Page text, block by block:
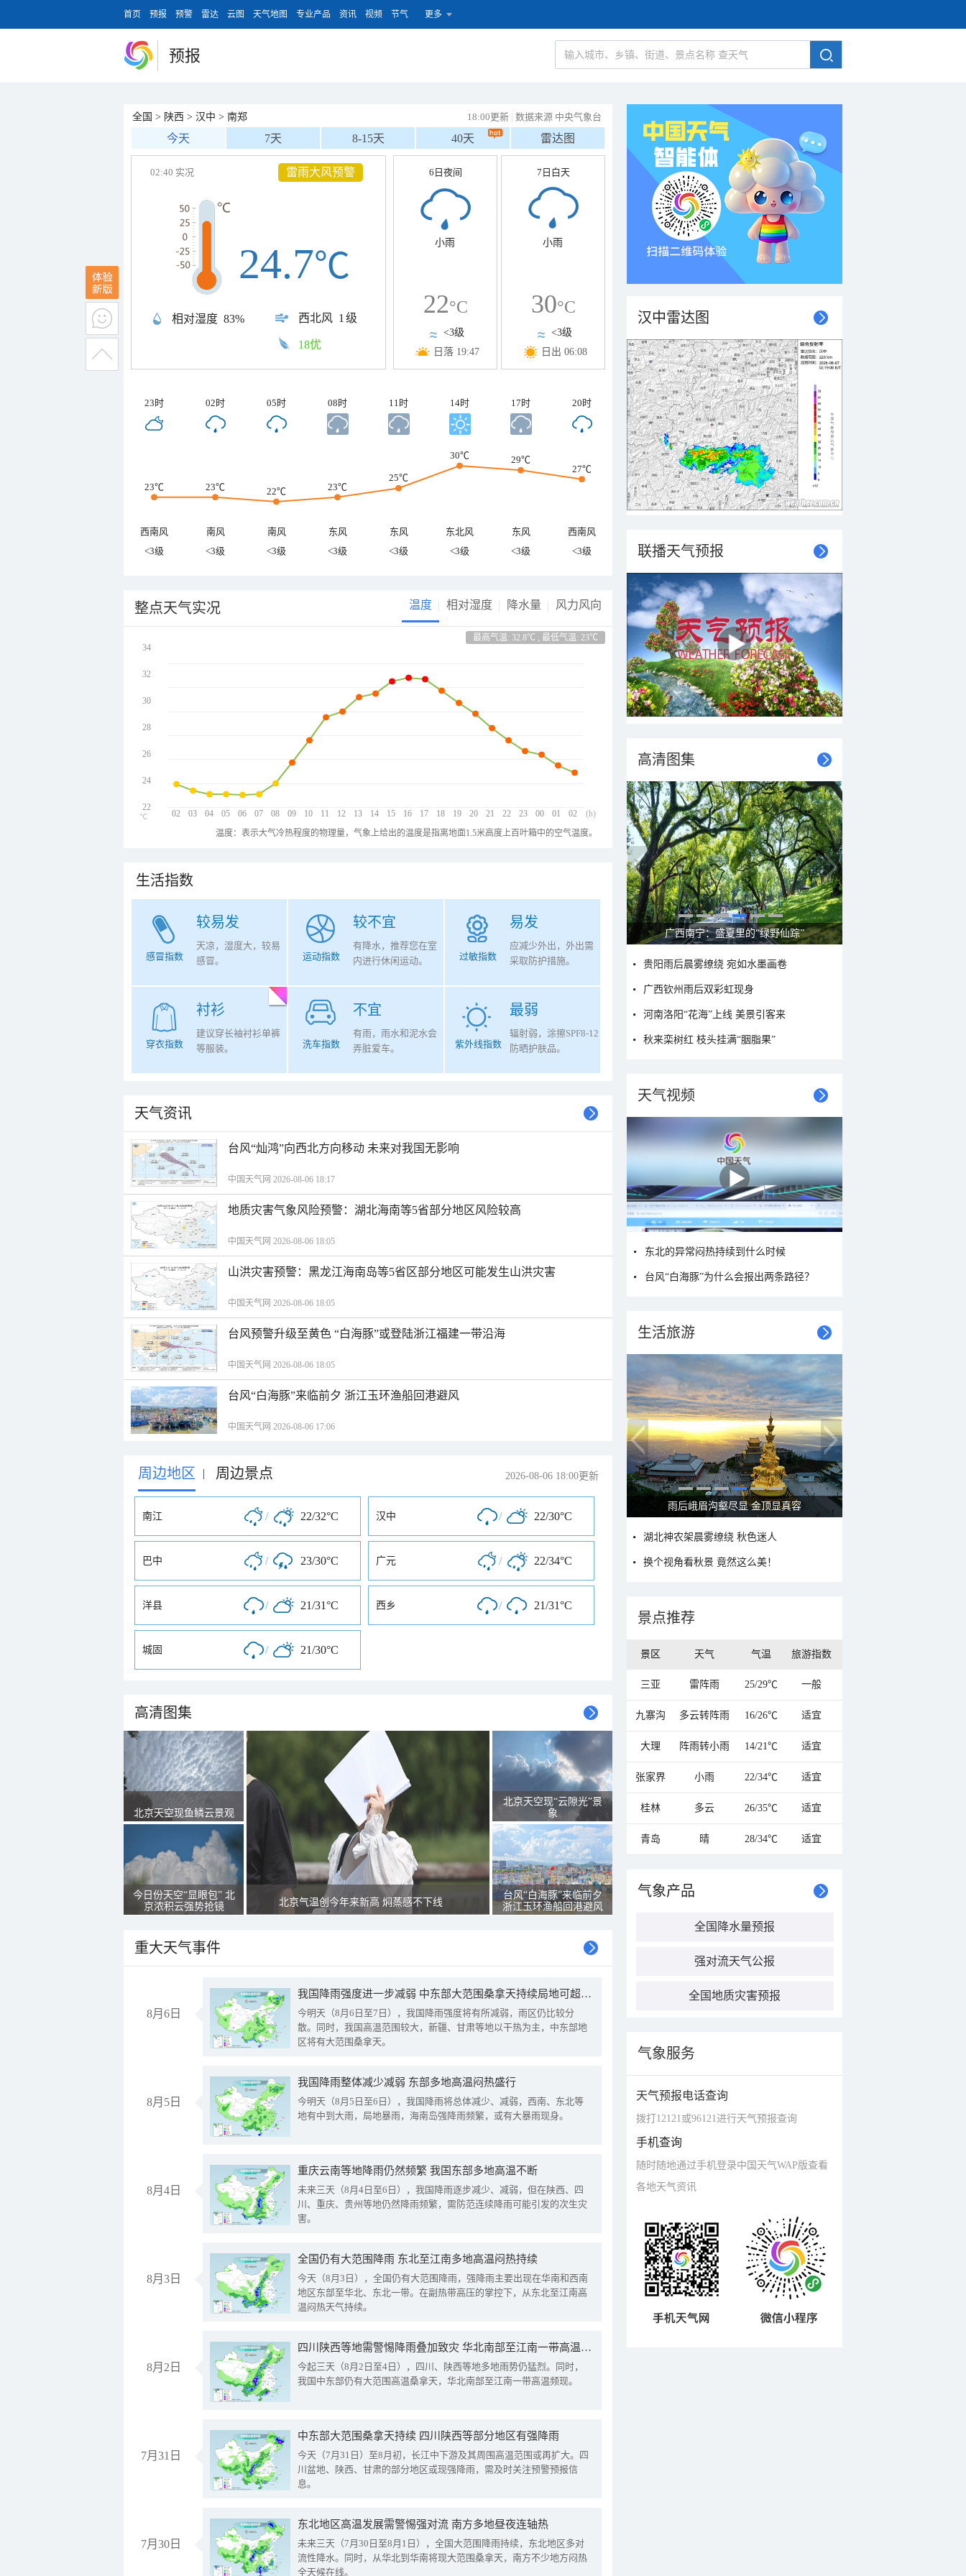
首页 预报 预警 雷达 云图 天气地图 专业产品 资讯 视频 节气 更多
预报
全国 > 陕西 > 汉中 > 南郑 18:00更新 | 数据来源 中央气象台
今天 7天 8-15天 40天 雷达图
雷雨大风预警
02:40 实况
相对湿度 83% 西北风 1级
24.7℃
18优
6日夜间
小雨
22°C
<3级
日落 19:47
7日白天
小雨
30°C
<3级
日出 06:08
23时 02时 05时 08时 11时 14时 17时 20时
23℃ 23℃ 22℃ 23℃
25℃
30℃
29℃
27℃
西南风 南风 南风 东风 东风 东北风 东风
西南风
<3级
<3级 <3级 <3级 <3级 <3级 <3级 <3级
整点天气实况 温度 相对湿度 降水量 风力风向
最高气温: 32.8℃ , 最低气温: 23℃
02 03 04 05 06 07 08 09 10 11 12 13 14 15 16 17 18 19 20 21 22 23 00 01 02
34
32
30
28
26
24
22
(h)
℃
温度：表示大气冷热程度的物理量，气象上给出的温度是指离地面1.5米高度上百叶箱中的空气温度。
生活指数
较易发
感冒指数
天凉，湿度大，较易
感冒。
较不宜
运动指数
有降水，推荐您在室
内进行休闲运动。
易发
过敏指数
应减少外出，外出需
采取防护措施。
衬衫
穿衣指数
建议穿长袖衬衫单裤
等服装。
不宜
洗车指数
有雨，雨水和泥水会
弄脏爱车。
最弱
紫外线指数
辐射弱，涂擦SPF8-12
防晒护肤品。
天气资讯
台风“灿鸿”向西北方向移动 未来对我国无影响
中国天气网 2026-08-06 18:17
地质灾害气象风险预警：湖北海南等5省部分地区风险较高
中国天气网 2026-08-06 18:05
山洪灾害预警：黑龙江海南岛等5省区部分地区可能发生山洪灾害
中国天气网 2026-08-06 18:05
台风预警升级至黄色 “白海豚”或登陆浙江福建一带沿海
中国天气网 2026-08-06 18:05
台风“白海豚”来临前夕 浙江玉环渔船回港避风
中国天气网 2026-08-06 17:06
周边地区 | 周边景点 2026-08-06 18:00更新
南江 / 22/32°C 汉中 / 22/30°C
巴中 / 23/30°C 广元 / 22/34°C
洋县 / 21/31°C 西乡 / 21/31°C
城固 / 21/30°C
高清图集
北京天空现鱼鳞云景观
今日份天空“显眼包” 北
京浓积云强势抢镜
北京气温创今年来新高 焖蒸感不下线
北京天空现“云隙光”景
象
台风“白海豚”来临前夕
浙江玉环渔船回港避风
重大天气事件
8月6日
我国降雨强度进一步减弱 中东部大范围桑拿天持续局地可超38℃
今明天（8月6日至7日），我国降雨强度将有所减弱，雨区仍比较分
散。同时，我国高温范围较大，新疆、甘肃等地以干热为主，中东部地
区将有大范围桑拿天。
8月5日
我国降雨整体减少减弱 东部多地高温闷热盛行
今明天（8月5日至6日），我国降雨将总体减少、减弱，西南、东北等
地有中到大雨，局地暴雨，海南岛强降雨频繁，或有大暴雨现身。
8月4日
重庆云南等地降雨仍然频繁 我国东部多地高温不断
未来三天（8月4日至6日），我国降雨逐步减少、减弱，但在陕西、四
川、重庆、贵州等地仍然降雨频繁，需防范连续降雨可能引发的次生灾
害。
8月3日
全国仍有大范围降雨 东北至江南多地高温闷热持续
今天（8月3日），全国仍有大范围降雨，强降雨主要出现在华南和西南
地区东部至华北、东北一带。在副热带高压的掌控下，从东北至江南高
温闷热天气持续。
8月2日
四川陕西等地需警惕降雨叠加致灾 华北南部至江南一带高温频现
今起三天（8月2日至4日），四川、陕西等地多地雨势仍猛烈。同时，
我国中东部仍有大范围高温桑拿天，华北南部至江南一带高温频现。
7月31日
中东部大范围桑拿天持续 四川陕西等部分地区有强降雨
今天（7月31日）至8月初，长江中下游及其周围高温范围或再扩大。四
川盆地、陕西、甘肃的部分地区或现强降雨，需及时关注预警预报信
息。
7月30日
东北地区高温发展需警惕强对流 南方多地昼夜连轴热
未来三天（7月30日至8月1日），全国大范围降雨持续，东北地区多对
流性降水。同时，从华北到华南将现大范围桑拿天，南方不少地方闷热
全天候在线。
汉中雷达图
联播天气预报
高清图集
呼伦贝尔草原 藏着最治愈的蓝天白云
贵阳雨后晨雾缭绕 宛如水墨画卷
广西钦州雨后双彩虹现身
河南洛阳“花海”上线 美景引客来
秋来栾树红 枝头挂满“胭脂果”
天气视频
东北的异常闷热持续到什么时候
台风“白海豚”为什么会报出两条路径？
生活旅游
秋意浓 蓝天映衬下的哈尔滨伏尔加庄园
湖北神农架晨雾缭绕 秋色迷人
换个视角看秋景 竟然这么美！
景点推荐
景区 天气 气温 旅游指数
三亚 雷阵雨 25/29℃ 一般
九寨沟 多云转阵雨 16/26℃ 适宜
大理 阵雨转小雨 14/21℃ 适宜
张家界 小雨 22/34℃ 适宜
桂林 多云 26/35℃ 适宜
青岛 晴 28/34℃ 适宜
气象产品
全国降水量预报
强对流天气公报
全国地质灾害预报
气象服务
天气预报电话查询
拨打12121或96121进行天气预报查询
手机查询
随时随地通过手机登录中国天气WAP版查看
各地天气资讯